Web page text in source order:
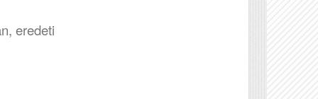
eredeti